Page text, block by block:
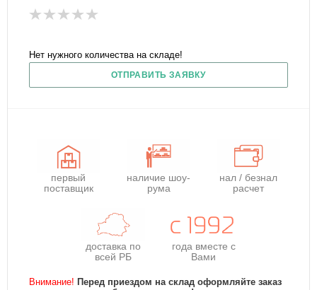
Нет нужного количества на складе!
ОТПРАВИТЬ ЗАЯВКУ
первый
поставщик
наличие шоу-
рума
нал / безнал
расчет
доставка по
всей РБ
года вместе с
Вами
Внимание! Перед приездом на склад оформляйте заказ